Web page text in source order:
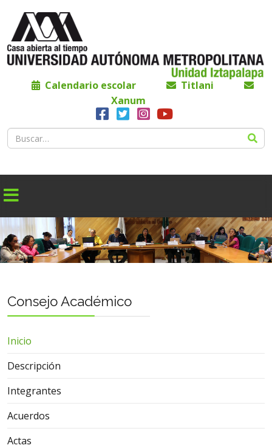
Calendario escolar
Titlani
Xanum
Consejo Académico
Inicio
Descripción
Integrantes
Acuerdos
Actas